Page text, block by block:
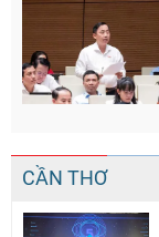
CẦN THƠ